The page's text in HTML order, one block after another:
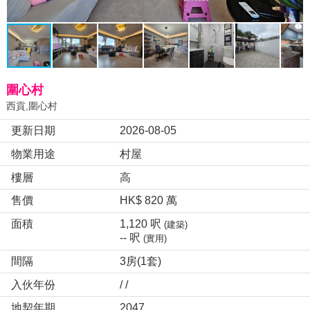
圍心村
西貢,圍心村
更新日期
2026-08-05
物業用途
村屋
樓層
高
售價
HK$ 820 萬
面積
1,120 呎 (建築)
-- 呎 (實用)
間隔
3房(1套)
入伙年份
/ /